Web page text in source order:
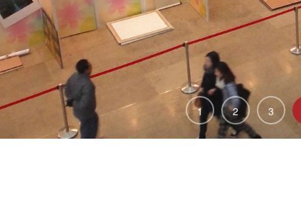
1 2 3